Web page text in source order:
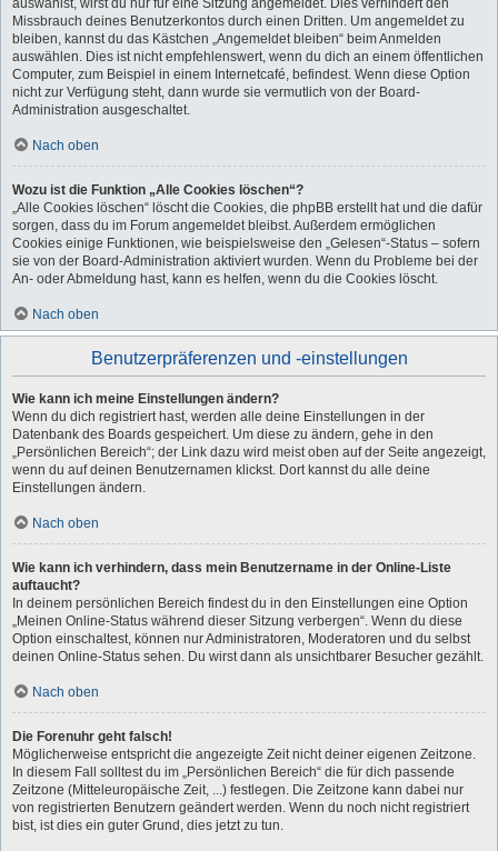
auswählst, wirst du nur für eine Sitzung angemeldet. Dies verhindert den
Missbrauch deines Benutzerkontos durch einen Dritten. Um angemeldet zu
bleiben, kannst du das Kästchen „Angemeldet bleiben“ beim Anmelden
auswählen. Dies ist nicht empfehlenswert, wenn du dich an einem öffentlichen
Computer, zum Beispiel in einem Internetcafé, befindest. Wenn diese Option
nicht zur Verfügung steht, dann wurde sie vermutlich von der Board-
Administration ausgeschaltet.
Nach oben
Wozu ist die Funktion „Alle Cookies löschen“?
„Alle Cookies löschen“ löscht die Cookies, die phpBB erstellt hat und die dafür
sorgen, dass du im Forum angemeldet bleibst. Außerdem ermöglichen
Cookies einige Funktionen, wie beispielsweise den „Gelesen“-Status – sofern
sie von der Board-Administration aktiviert wurden. Wenn du Probleme bei der
An- oder Abmeldung hast, kann es helfen, wenn du die Cookies löscht.
Nach oben
Benutzerpräferenzen und -einstellungen
Wie kann ich meine Einstellungen ändern?
Wenn du dich registriert hast, werden alle deine Einstellungen in der
Datenbank des Boards gespeichert. Um diese zu ändern, gehe in den
„Persönlichen Bereich“; der Link dazu wird meist oben auf der Seite angezeigt,
wenn du auf deinen Benutzernamen klickst. Dort kannst du alle deine
Einstellungen ändern.
Nach oben
Wie kann ich verhindern, dass mein Benutzername in der Online-Liste
auftaucht?
In deinem persönlichen Bereich findest du in den Einstellungen eine Option
„Meinen Online-Status während dieser Sitzung verbergen“. Wenn du diese
Option einschaltest, können nur Administratoren, Moderatoren und du selbst
deinen Online-Status sehen. Du wirst dann als unsichtbarer Besucher gezählt.
Nach oben
Die Forenuhr geht falsch!
Möglicherweise entspricht die angezeigte Zeit nicht deiner eigenen Zeitzone.
In diesem Fall solltest du im „Persönlichen Bereich“ die für dich passende
Zeitzone (Mitteleuropäische Zeit, ...) festlegen. Die Zeitzone kann dabei nur
von registrierten Benutzern geändert werden. Wenn du noch nicht registriert
bist, ist dies ein guter Grund, dies jetzt zu tun.